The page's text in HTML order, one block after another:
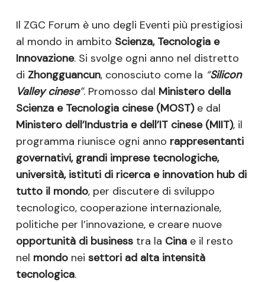
Il ZGC Forum è uno degli Eventi più prestigiosi
al mondo in ambito Scienza, Tecnologia e
Innovazione. Si svolge ogni anno nel distretto
di Zhongguancun, conosciuto come la “Silicon
Valley cinese”. Promosso dal Ministero della
Scienza e Tecnologia cinese (MOST)e dal
Ministero dell’Industria e dell’IT cinese (MIIT), il
programma riunisce ogni anno rappresentanti
governativi, grandi imprese tecnologiche,
università, istituti di ricerca e innovation hub di
tutto il mondo, per discutere di sviluppo
tecnologico, cooperazione internazionale,
politiche per l’innovazione, e creare nuove
opportunità di businesstra la Cina e il resto
nel mondo nei settori ad alta intensità
tecnologica.